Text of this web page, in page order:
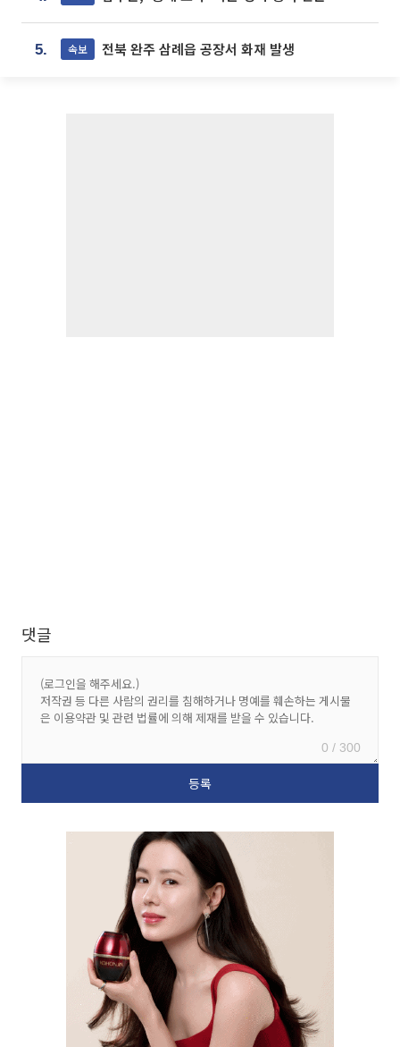
5. 속보 전북 완주 삼례읍 공장서 화재 발생
댓글
0 / 300